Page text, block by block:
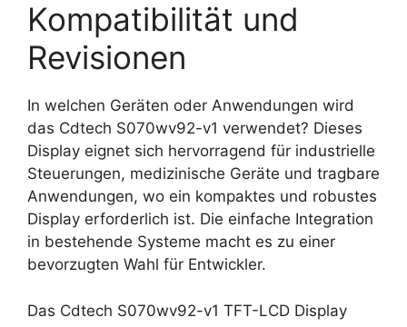
Kompatibilität und
Revisionen
In welchen Geräten oder Anwendungen wird
das Cdtech S070wv92-v1 verwendet? Dieses
Display eignet sich hervorragend für industrielle
Steuerungen, medizinische Geräte und tragbare
Anwendungen, wo ein kompaktes und robustes
Display erforderlich ist. Die einfache Integration
in bestehende Systeme macht es zu einer
bevorzugten Wahl für Entwickler.
Das Cdtech S070wv92-v1 TFT-LCD Display